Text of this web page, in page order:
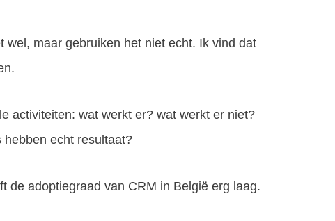
maar gebruiken het niet echt. Ik vind dat
activiteiten: wat werkt er? wat werkt er niet?
echt resultaat?
de adoptiegraad van CRM in België erg laag.